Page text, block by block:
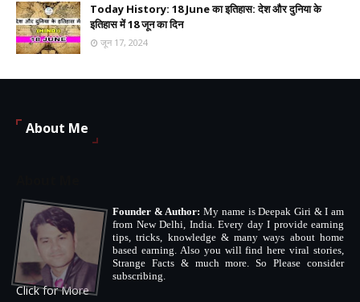
Today History: 18 June का इतिहास: देश और दुनिया के
इतिहास में 18 जून का दिन
जून 17, 2024
About Me
Founder & Author: My name is Deepak Giri & I am
from New Delhi, India. Every day I provide earning
tips, tricks, knowledge & many ways about home
based earning. Also you will find here viral stories,
Strange Facts & much more. So Please consider
subscribing.
Click for More